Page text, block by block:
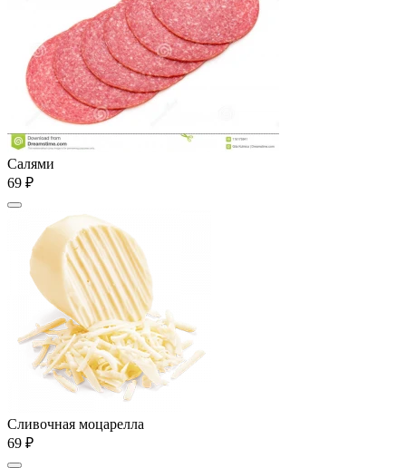
Салями
69 ₽
Сливочная моцарелла
69 ₽